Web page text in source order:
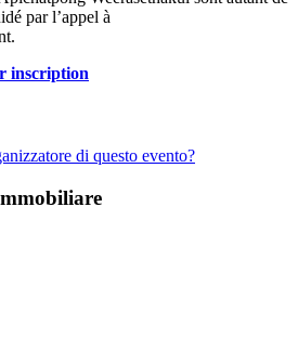
par l’appel à
inscription
di questo evento?